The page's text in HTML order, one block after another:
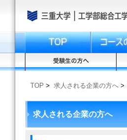
TOP > 求人される企業の方へ >
求人される企業の方へ